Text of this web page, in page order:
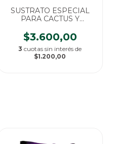
SUSTRATO ESPECIAL
PARA CACTUS Y
$3.600,00
3 cuotas sin interés de
$1.200,00